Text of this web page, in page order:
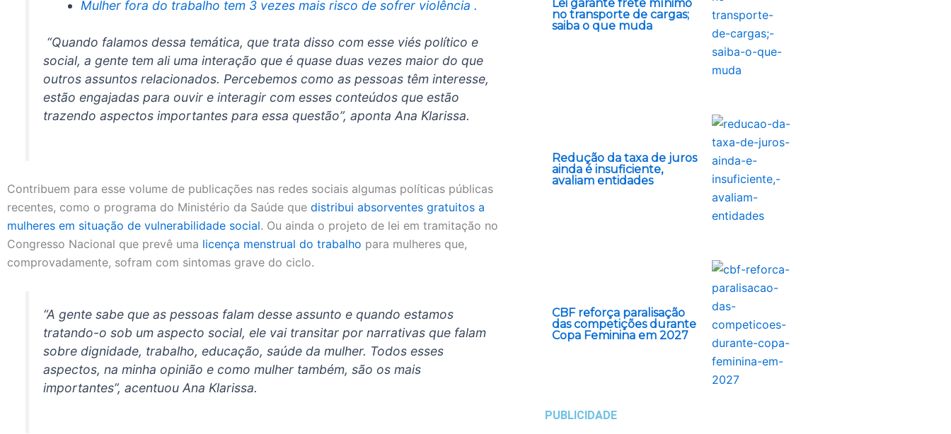
Mulher fora do trabalho tem 3 vezes mais risco de sofrer violência .
“Quando falamos dessa temática, que trata disso com esse viés político e
social, a gente tem ali uma interação que é quase duas vezes maior do que
outros assuntos relacionados. Percebemos como as pessoas têm interesse,
estão engajadas para ouvir e interagir com esses conteúdos que estão
trazendo aspectos importantes para essa questão”, aponta Ana Klarissa.
Contribuem para esse volume de publicações nas redes sociais algumas políticas públicas
recentes, como o programa do Ministério da Saúde que distribui absorventes gratuitos a
mulheres em situação de vulnerabilidade social. Ou ainda o projeto de lei em tramitação no
Congresso Nacional que prevê uma licença menstrual do trabalho para mulheres que,
comprovadamente, sofram com sintomas grave do ciclo.
“A gente sabe que as pessoas falam desse assunto e quando estamos
tratando-o sob um aspecto social, ele vai transitar por narrativas que falam
sobre dignidade, trabalho, educação, saúde da mulher. Todos esses
aspectos, na minha opinião e como mulher também, são os mais
importantes”, acentuou Ana Klarissa.
Lei garante frete mínimo
no transporte de cargas;
saiba o que muda
Redução da taxa de juros
ainda é insuficiente,
avaliam entidades
CBF reforça paralisação
das competições durante
Copa Feminina em 2027
PUBLICIDADE